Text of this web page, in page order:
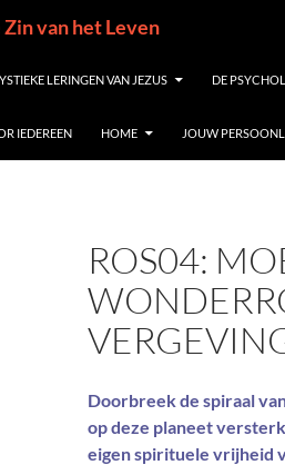
van het Leven
LERINGEN VAN JEZUS DE
IEDEREEN HOME JOUW
ROS04:
Doorbreek de spiraal
op deze planeet
eigen spirituele vrijheid